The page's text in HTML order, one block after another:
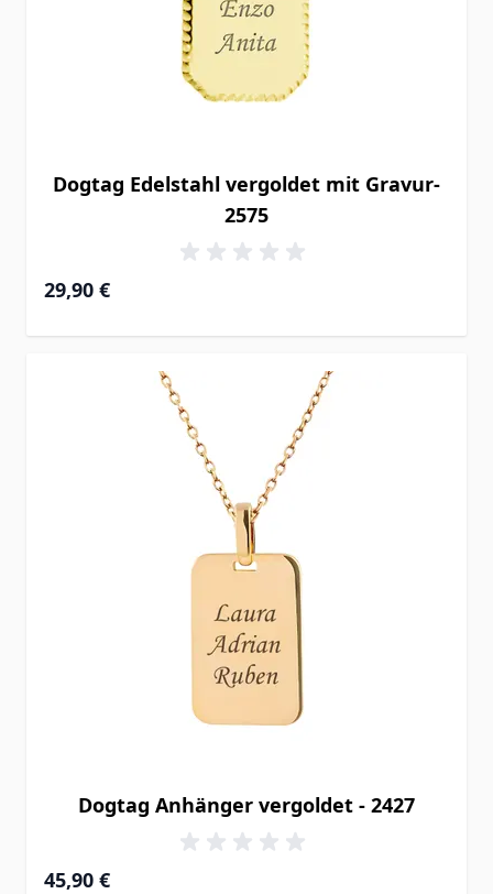
Dogtag Edelstahl vergoldet mit Gravur-
2575
29,90 €
Dogtag Anhänger vergoldet - 2427
45,90 €